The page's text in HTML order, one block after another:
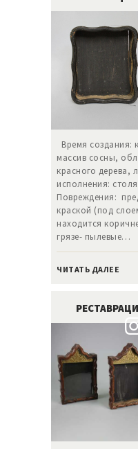
Время создания:
массив сосны,
красного дерева,
исполнения:
Повреждения:
краской (под
находится
грязе- пылевые…
ЧИТАТЬ ДАЛЕЕ